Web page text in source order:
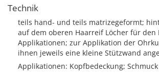
Technik
teils hand- und teils matrizegeformt;
auf dem oberen Haarreif Löcher für den
Applikationen; zur Applikation der
ihnen jeweils eine kleine Stützwand
Applikationen: Kopfbedeckung; Schmuck